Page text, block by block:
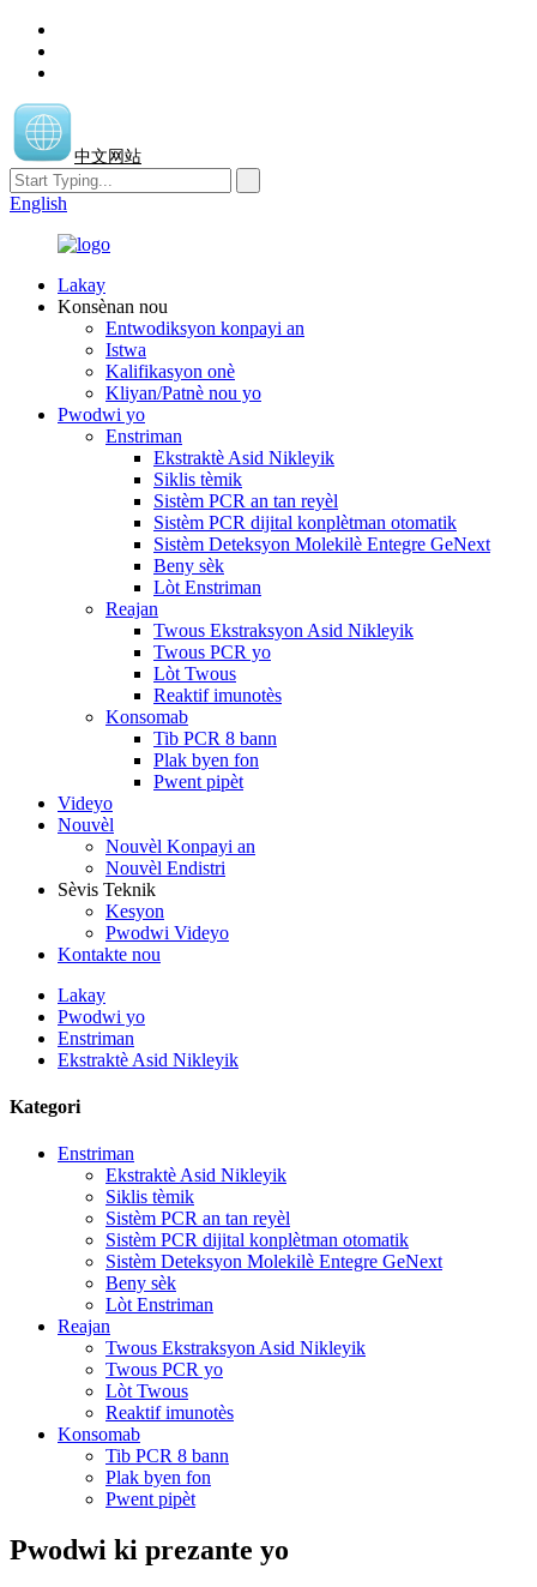
中文网站
English
Lakay
Konsènan nou
Entwodiksyon konpayi an
Istwa
Kalifikasyon onè
Kliyan/Patnè nou yo
Pwodwi yo
Enstriman
Ekstraktè Asid Nikleyik
Siklis tèmik
Sistèm PCR an tan reyèl
Sistèm PCR dijital konplètman otomatik
Sistèm Deteksyon Molekilè Entegre GeNext
Beny sèk
Lòt Enstriman
Reajan
Twous Ekstraksyon Asid Nikleyik
Twous PCR yo
Lòt Twous
Reaktif imunotès
Konsomab
Tib PCR 8 bann
Plak byen fon
Pwent pipèt
Videyo
Nouvèl
Nouvèl Konpayi an
Nouvèl Endistri
Sèvis Teknik
Kesyon
Pwodwi Videyo
Kontakte nou
Lakay
Pwodwi yo
Enstriman
Ekstraktè Asid Nikleyik
Kategori
Enstriman
Ekstraktè Asid Nikleyik
Siklis tèmik
Sistèm PCR an tan reyèl
Sistèm PCR dijital konplètman otomatik
Sistèm Deteksyon Molekilè Entegre GeNext
Beny sèk
Lòt Enstriman
Reajan
Twous Ekstraksyon Asid Nikleyik
Twous PCR yo
Lòt Twous
Reaktif imunotès
Konsomab
Tib PCR 8 bann
Plak byen fon
Pwent pipèt
Pwodwi ki prezante yo